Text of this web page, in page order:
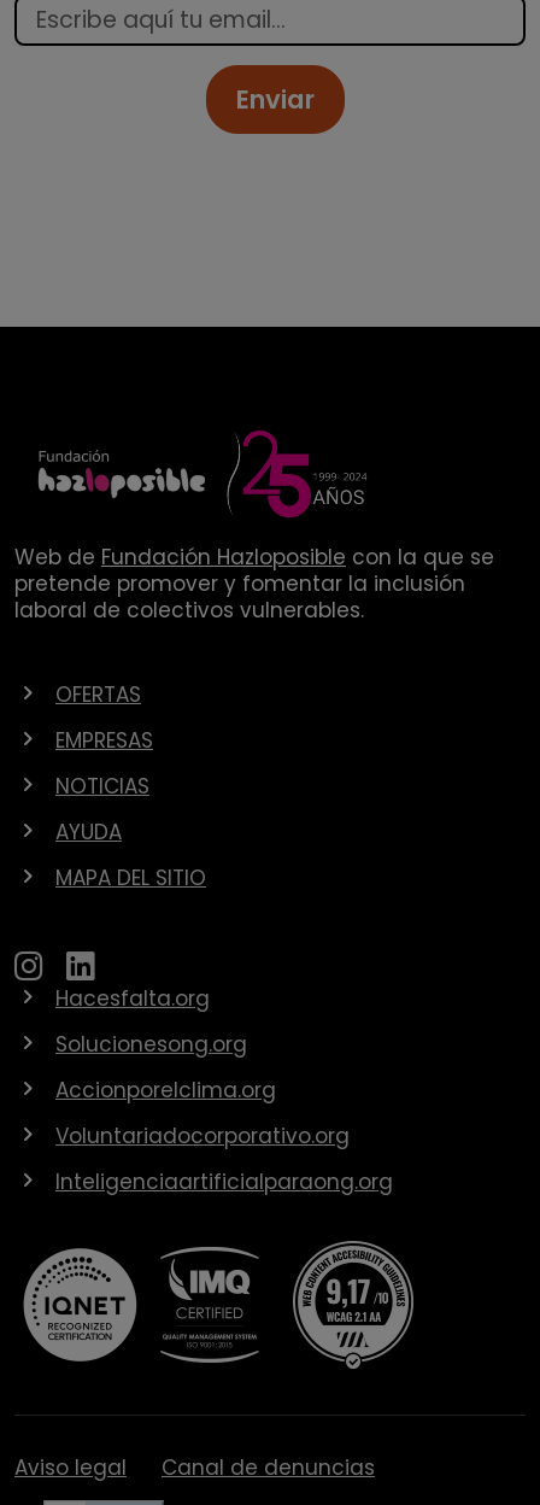
Enviar
Web de Fundación Hazloposible con la que se
pretende promover y fomentar la inclusión
laboral de colectivos vulnerables.
OFERTAS
EMPRESAS
NOTICIAS
AYUDA
MAPA DEL SITIO
Hacesfalta.org
Solucionesong.org
Accionporelclima.org
Voluntariadocorporativo.org
Inteligenciaartificialparaong.org
Aviso legal Canal de denuncias